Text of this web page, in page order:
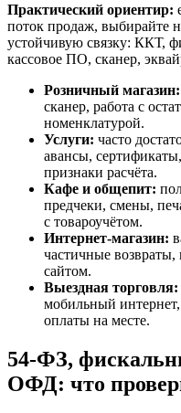
Практический ориентир:
поток продаж, выбирайте
устойчивую связку: ККТ,
кассовое ПО, сканер,
Розничный магазин:
сканер, работа с
номенклатурой.
Услуги: часто
авансы,
признаки расчёта.
Кафе и общепит:
предчеки, смены,
с товароучётом.
Интернет-магазин:
частичные возвраты,
сайтом.
Выездная торговля:
мобильный интернет,
оплаты на месте.
54-ФЗ,
ОФД: что